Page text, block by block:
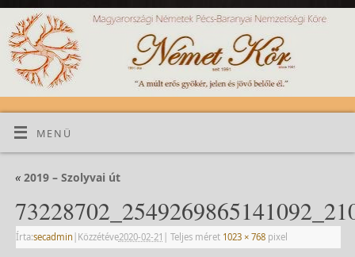
MENÜ
«2019 – Szolyvai út
Írta:secadmin | Közzétéve2020-02-21 | Teljes méret 1023 × 768pixel